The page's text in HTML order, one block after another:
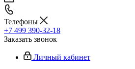
Телефоны
+7 499 390-32-18
Заказать звонок
Личный кабинет